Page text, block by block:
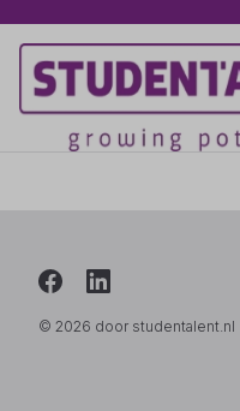
© 2026 door studentalent.nl